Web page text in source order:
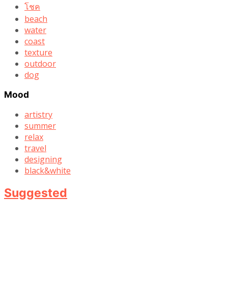
โชค
beach
water
coast
texture
outdoor
dog
Mood
artistry
summer
relax
travel
designing
black&white
Suggested